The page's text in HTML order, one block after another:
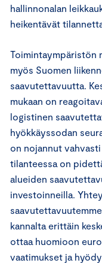
hallinnonalan
heikentävät
Toimintaympäristön
myös Suomen
saavutettavuutta.
mukaan on
logistinen
hyökkäyssodan
on nojannut
tilanteessa on
alueiden
investoinneilla.
kannalta erittäin
ottaa huomioon
vaatimukset ja